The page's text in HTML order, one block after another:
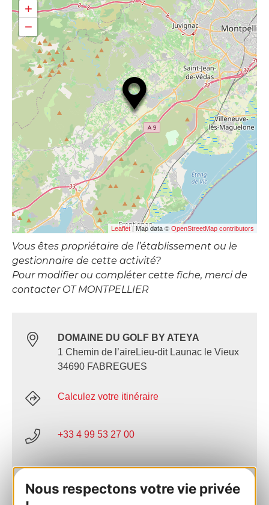
Nous respectons votre vie privée
+
−
Leaflet| Map data © OpenStreetMap contributors
Vous êtes propriétaire de l’établissement ou le
gestionnaire de cette activité?
Pour modifier ou compléter cette fiche, merci de
contacter OT MONTPELLIER
DOMAINE DU GOLF BY ATEYA
1 Chemin de l’aireLieu-dit Launac le Vieux
34690 FABREGUES
Calculez votre itinéraire
+33 4 99 53 27 00